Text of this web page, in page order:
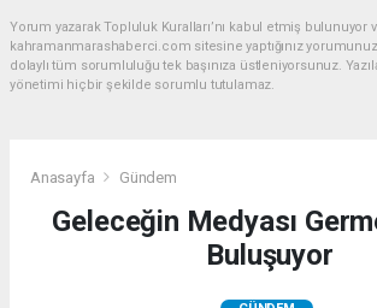
Yorum yazarak Topluluk Kuralları’nı kabul etmiş bulunuyor
kahramanmarashaberci.com sitesine yaptığınız
dolaylı tüm sorumluluğu tek başınıza üstleniyorsunuz.
yönetimi hiçbir şekilde sorumlu tutulamaz.
Anasayfa Gündem
Geleceğin Medyası
Buluşuyor